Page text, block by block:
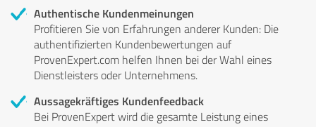
Authentische Kundenmeinungen
Profitieren Sie von Erfahrungen anderer Kunden: Die
authentifizierten Kundenbewertungen auf
ProvenExpert.com helfen Ihnen bei der Wahl eines
Dienstleisters oder Unternehmens.
Aussagekräftiges Kundenfeedback
Bei ProvenExpert wird die gesamte Leistung eines